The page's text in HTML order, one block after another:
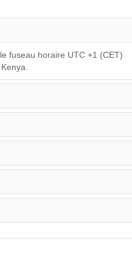
fuseau horaire UTC +1 (CET)